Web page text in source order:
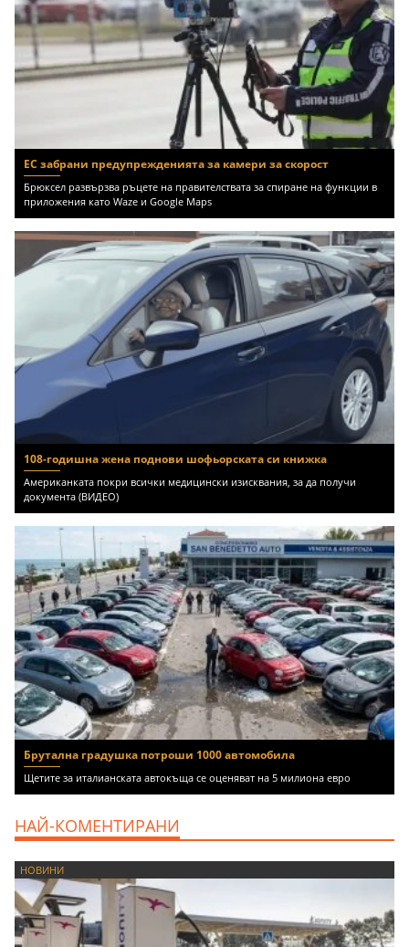
ЕС забрани предупрежденията за камери за скорост
Брюксел развързва ръцете на правителствата за спиране на функции в
приложения като Waze и Google Maps
108-годишна жена поднови шофьорската си книжка
Американката покри всички медицински изисквания, за да получи
документа (ВИДЕО)
Брутална градушка потроши 1000 автомобила
Щетите за италианската автокъща се оценяват на 5 милиона евро
НАЙ-КОМЕНТИРАНИ
НОВИНИ